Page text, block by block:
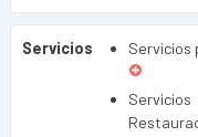
Servicios Servicios
Servicios